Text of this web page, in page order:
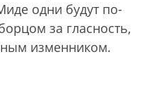
одни будут по-
за гласность,
изменником.